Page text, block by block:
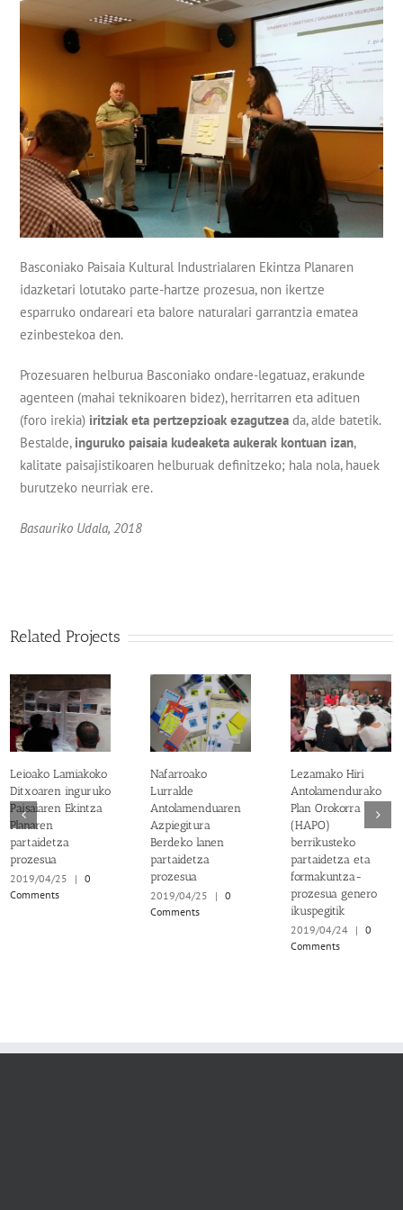
Basconiako Paisaia Kultural Industrialaren Ekintza Planaren
idazketari lotutako parte-hartze prozesua, non ikertze
esparruko ondareari eta balore naturalari garrantzia ematea
ezinbestekoa den.
Prozesuaren helburua Basconiako ondare-legatuaz, erakunde
agenteen (mahai teknikoaren bidez), herritarren eta adituen
(foro irekia) iritziaketa pertzepzioak ezagutzeada, alde batetik.
Bestalde, inguruko paisaia kudeaketa aukerak kontuanizan,
kalitate paisajistikoaren helburuak definitzeko; hala nola, hauek
burutzeko neurriak ere.
Basauriko Udala, 2018
Related Projects
Leioako Lamiakoko
Ditxoaren inguruko
Paisaiaren Ekintza
Planaren
partaidetza
prozesua
2019/04/25
|
0
Comments
Nafarroako
Lurralde
Antolamenduaren
Azpiegitura
Berdeko lanen
partaidetza
prozesua
2019/04/25
|
0
Comments
Lezamako Hiri
Antolamendurako
Plan Orokorra
(HAPO)
berrikusteko
partaidetza eta
formakuntza-
prozesua genero
ikuspegitik
2019/04/24 |
0
Comments